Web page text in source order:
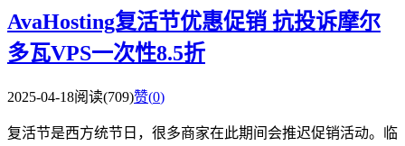
AvaHosting复活节优惠促销 抗投诉摩尔
多瓦VPS一次性8.5折
2025-04-18阅读(709)赞(0)
复活节是西方统节日，很多商家在此期间会推迟促销活动。临